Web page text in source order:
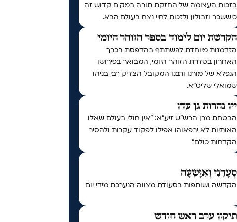
בזכות העצומה של החזקת תורה במקום קדוש זה
כיששכר וזבולון ולזכות לחיי נצח בעולם הבא.
הקדשת יום לימוד בספר הזוהר היומי
הזדמנות מיוחדת להשתתף בהדפסת הכרך
האחרון בסדרת הזוהר היומי, המבואר בפירושו
הנפלא של מורנו ורבנו המקובל הצדיק רבי בניהו
שמואלי שליט״א.
יין נהרות גן עדן
הבטחת מרן הרש"ש זיע"א: "אין חולי בעולם שאלו
האותיות לא ירפאוהו אפילו לפקוד עקרות ולהסיר
הקדחות כולם"
סְעָדֵנִי וְאִוָּשֵעָה
הקדשה ושותפות בסעודת מצווה הנערכת מידי יום
תיקון ערב ראש חודש